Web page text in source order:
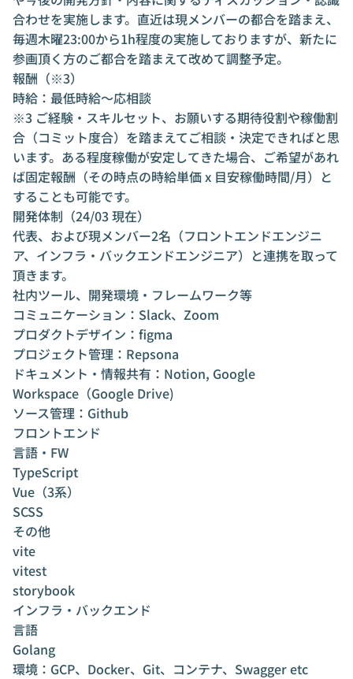
合わせを実施します。直近は現メンバーの都合を踏まえ、
毎週木曜23:00から1h程度の実施しておりますが、新たに
参画頂く方のご都合を踏まえて改めて調整予定。
報酬（※3）
時給：最低時給〜応相談
※3 ご経験・スキルセット、お願いする期待役割や稼働割
合（コミット度合）を踏まえてご相談・決定できればと思
います。ある程度稼働が安定してきた場合、ご希望があれ
ば固定報酬（その時点の時給単価 x 目安稼働時間/月）と
することも可能です。
開発体制（24/03 現在）
代表、および現メンバー2名（フロントエンドエンジニ
ア、インフラ・バックエンドエンジニア）と連携を取って
頂きます。
社内ツール、開発環境・フレームワーク等
コミュニケーション：Slack、Zoom
プロダクトデザイン：figma
プロジェクト管理：Repsona
ドキュメント・情報共有：Notion, Google
Workspace（Google Drive)
ソース管理：Github
フロントエンド
言語・FW
TypeScript
Vue（3系）
SCSS
その他
vite
vitest
storybook
インフラ・バックエンド
言語
Golang
環境：GCP、Docker、Git、コンテナ、Swagger etc